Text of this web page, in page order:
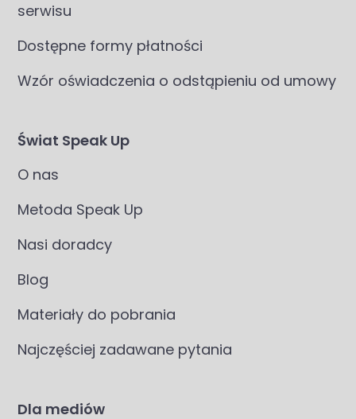
serwisu
Dostępne formy płatności
Wzór oświadczenia o odstąpieniu od umowy
Świat Speak Up
O nas
Metoda Speak Up
Nasi doradcy
Blog
Materiały do pobrania
Najczęściej zadawane pytania
Dla mediów